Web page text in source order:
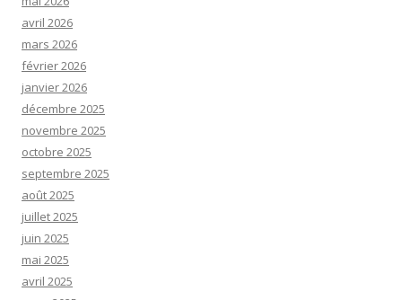
avril 2026
mars 2026
février 2026
janvier 2026
décembre 2025
novembre 2025
octobre 2025
septembre 2025
août 2025
juillet 2025
juin 2025
mai 2025
avril 2025